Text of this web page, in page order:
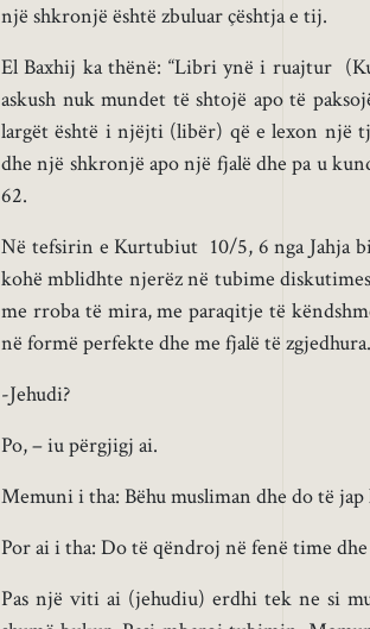
një shkronjë është zbuluar çështja e tij.
El Baxhij ka thënë: “Libri ynë i ruajtur
askush nuk mundet të shtojë apo të
largët është i njëjti (libër) që e lexon një
dhe një shkronjë apo një fjalë dhe pa u
62.
Në tefsirin e Kurtubiut 10/5, 6 nga Jahja
kohë mblidhte njerëz në tubime
me rroba të mira, me paraqitje të
në formë perfekte dhe me fjalë të
-Jehudi?
Po, – iu përgjigj ai.
Memuni i tha: Bëhu musliman dhe do të
Por ai i tha: Do të qëndroj në fenë time
Pas një viti ai (jehudiu) erdhi tek ne si